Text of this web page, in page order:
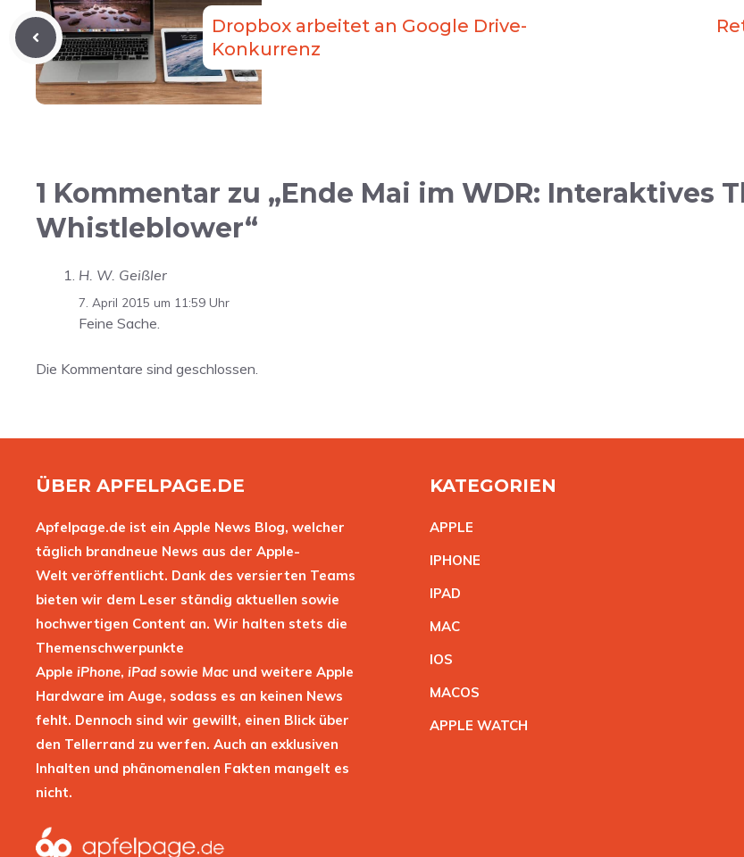
Dropbox arbeitet an Google Drive-
Konkurrenz
1 Kommentar zu „Ende Mai im WDR: Interaktives
Whistleblower“
H. W. Geißler
7. April 2015 um 11:59 Uhr
Feine Sache.
Die Kommentare sind geschlossen.
ÜBER APFELPAGE.DE
Apfelpage.de ist ein Apple News Blog, welcher
täglich brandneue News aus der Apple-
Welt veröffentlicht. Dank des versierten Teams
bieten wir dem Leser ständig aktuellen sowie
hochwertigen Content an. Wir halten stets die
Themenschwerpunkte
Apple iPhone, iPad sowie Mac und weitere Apple
Hardware im Auge, sodass es an keinen News
fehlt. Dennoch sind wir gewillt, einen Blick über
den Tellerrand zu werfen. Auch an exklusiven
Inhalten und phänomenalen Fakten mangelt es
nicht.
KATEGORIEN
APPLE
IPHONE
IPAD
MAC
IOS
MACOS
APPLE WATCH